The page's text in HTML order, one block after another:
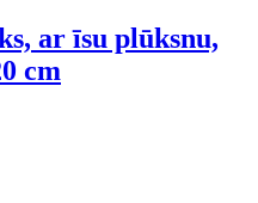
ar īsu plūksnu,
cm